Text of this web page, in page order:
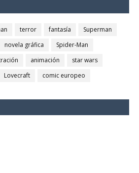
terror fantasía
Superman
novela gráfica
Spider-Man
animación
star wars
Lovecraft comic europeo